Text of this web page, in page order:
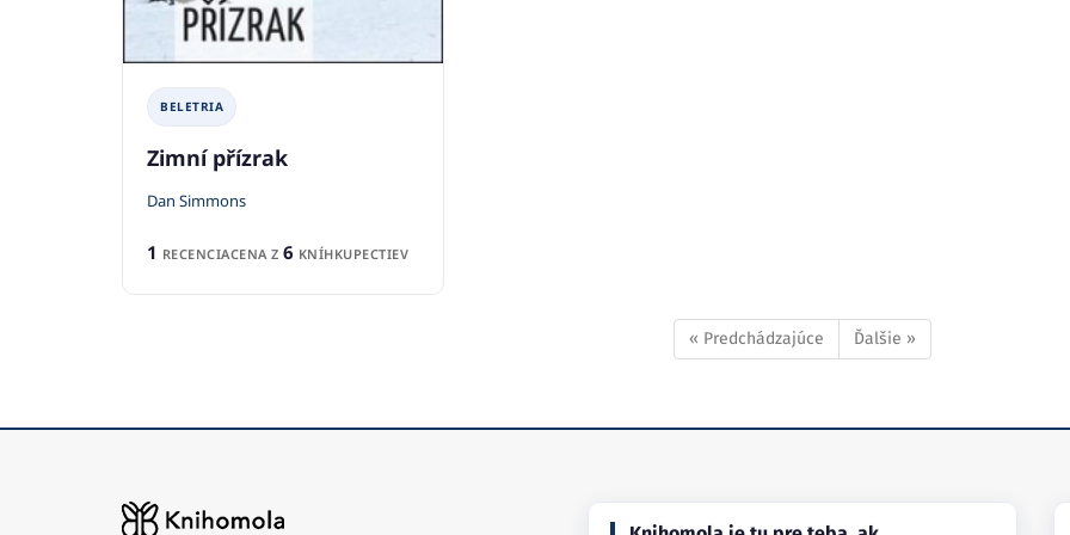
BELETRIA
Zimní přízrak
Dan Simmons
1 RECENCIACENA Z 6 KNÍHKUPECTIEV
« Predchádzajúce Ďalšie »